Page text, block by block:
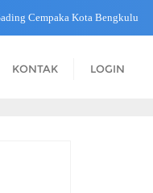
Cempaka Kota Bengkulu
KONTAK LOGIN